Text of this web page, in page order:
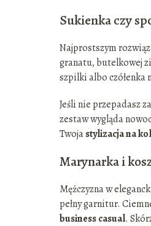
Sukienka czy
Najprostszym
granatu, butelkowej
szpilki albo czółenka
Jeśli nie przepadasz
zestaw wygląda
Twojastylizacja na
Marynarka i
Mężczyzna w
pełny garnitur.
business casual.